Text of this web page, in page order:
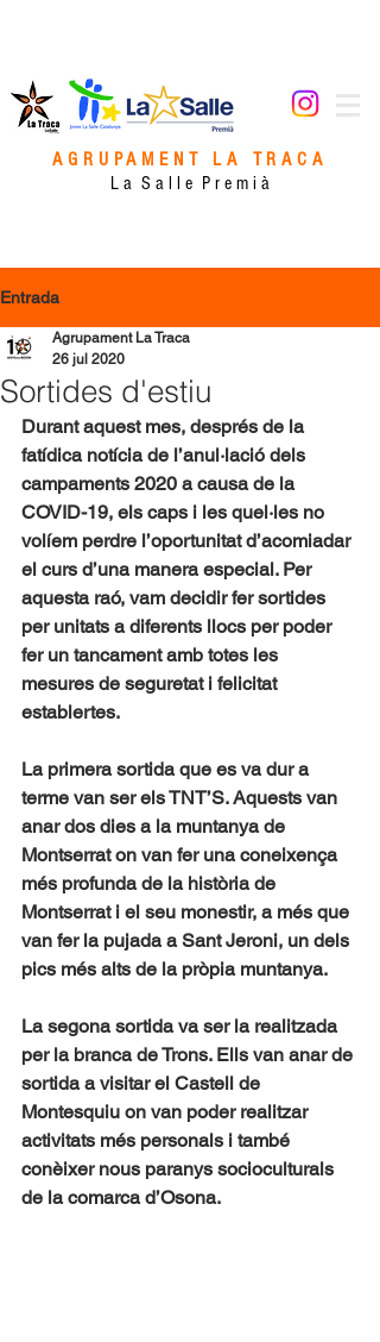
AGRUPAMENT LA TRACA
L a S a l l e P r e m i à
Entrada
Sortides d'estiu
Agrupament La Traca
26 jul 2020
Durant aquest mes, després de la
fatídica notícia de l’anul·lació dels
campaments 2020 a causa de la
COVID-19, els caps i les quel·les no
volíem perdre l’oportunitat d’acomiadar
el curs d’una manera especial. Per
aquesta raó, vam decidir fer sortides
per unitats a diferents llocs per poder
fer un tancament amb totes les
mesures de seguretat i felicitat
establertes.
La primera sortida que es va dur a
terme van ser els TNT’S. Aquests van
anar dos dies a la muntanya de
Montserrat on van fer una coneixença
més profunda de la història de
Montserrat i el seu monestir, a més que
van fer la pujada a Sant Jeroni, un dels
pics més alts de la pròpia muntanya.
La segona sortida va ser la realitzada
per la branca de Trons. Ells van anar de
sortida a visitar el Castell de
Montesquiu on van poder realitzar
activitats més personals i també
conèixer nous paranys socioculturals
de la comarca d’Osona.